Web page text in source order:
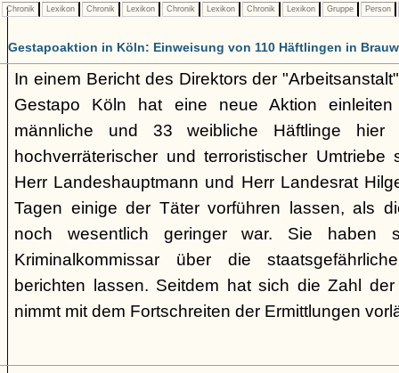
Chronik Lexikon Chronik Lexikon Chronik Lexikon Chronik Lexikon Gruppe Person
Gestapoaktion in Köln: Einweisung von 110 Häftlingen in
In einem Bericht des Direktors der
Gestapo Köln hat eine neue Aktion
männliche und 33 weibliche Häftlinge hier
hochverräterischer und terroristischer Umtriebe
Herr Landeshauptmann und Herr Landesrat
Tagen einige der Täter vorführen lassen, als
noch wesentlich geringer war. Sie haben
Kriminalkommissar über die
berichten lassen. Seitdem hat sich die Zahl
nimmt mit dem Fortschreiten der Ermittlungen